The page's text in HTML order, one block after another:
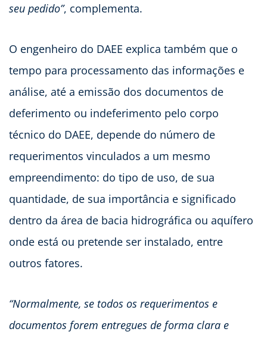
seu pedido”, complementa.
O engenheiro do DAEE explica também que o
tempo para processamento das informações e
análise, até a emissão dos documentos de
deferimento ou indeferimento pelo corpo
técnico do DAEE, depende do número de
requerimentos vinculados a um mesmo
empreendimento: do tipo de uso, de sua
quantidade, de sua importância e significado
dentro da área de bacia hidrográfica ou aquífero
onde está ou pretende ser instalado, entre
outros fatores.
“Normalmente, se todos os requerimentos e
documentos forem entregues de forma clara e